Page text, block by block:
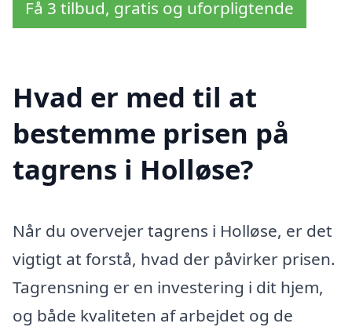
Få 3 tilbud, gratis og uforpligtende
Hvad er med til at
bestemme prisen på
tagrens i Holløse?
Når du overvejer tagrens i Holløse, er det
vigtigt at forstå, hvad der påvirker prisen.
Tagrensning er en investering i dit hjem,
og både kvaliteten af arbejdet og de